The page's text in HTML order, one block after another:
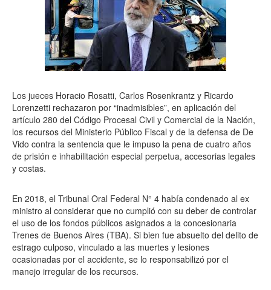
Los jueces Horacio Rosatti, Carlos Rosenkrantz y Ricardo
Lorenzetti rechazaron por “inadmisibles”, en aplicación del
artículo 280 del Código Procesal Civil y Comercial de la Nación,
los recursos del Ministerio Público Fiscal y de la defensa de De
Vido contra la sentencia que le impuso la pena de cuatro años
de prisión e inhabilitación especial perpetua, accesorias legales
y costas.
En 2018, el Tribunal Oral Federal N° 4 había condenado al ex
ministro al considerar que no cumplió con su deber de controlar
el uso de los fondos públicos asignados a la concesionaria
Trenes de Buenos Aires (TBA). Si bien fue absuelto del delito de
estrago culposo, vinculado a las muertes y lesiones
ocasionadas por el accidente, se lo responsabilizó por el
manejo irregular de los recursos.